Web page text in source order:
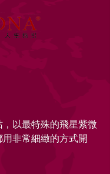
以最特殊的飛星紫微
非常細緻的方式開